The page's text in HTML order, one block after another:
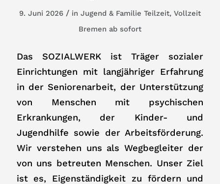
9. Juni 2026 / in Jugend & Familie Teilzeit, Vollzeit
Bremen ab sofort
Das SOZIALWERK ist Träger sozialer
Einrichtungen mit langjähriger Erfahrung
in der Seniorenarbeit, der Unterstützung
von Menschen mit psychischen
Erkrankungen, der Kinder- und
Jugendhilfe sowie der Arbeitsförderung.
Wir verstehen uns als Wegbegleiter der
von uns betreuten Menschen. Unser Ziel
ist es, Eigenständigkeit zu fördern und